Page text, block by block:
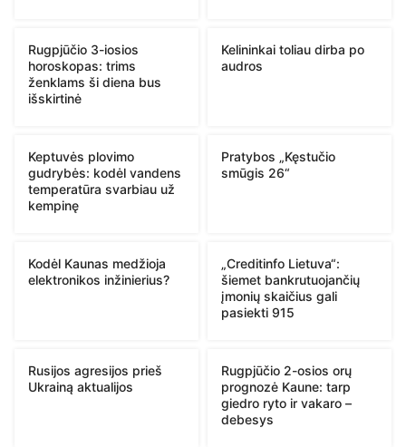
Rugpjūčio 3-iosios
horoskopas: trims
ženklams ši diena bus
išskirtinė
Kelininkai toliau dirba po
audros
Keptuvės plovimo
gudrybės: kodėl vandens
temperatūra svarbiau už
kempinę
Pratybos „Kęstučio
smūgis 26“
Kodėl Kaunas medžioja
elektronikos inžinierius?
„Creditinfo Lietuva“:
šiemet bankrutuojančių
įmonių skaičius gali
pasiekti 915
Rusijos agresijos prieš
Ukrainą aktualijos
Rugpjūčio 2-osios orų
prognozė Kaune: tarp
giedro ryto ir vakaro –
debesys